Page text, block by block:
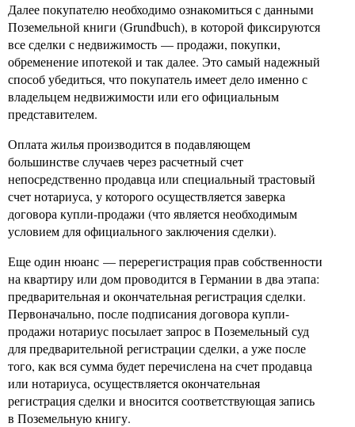
Далее покупателю необходимо ознакомиться с данными
Поземельной книги (Grundbuch), в которой фиксируются
все сделки с недвижимость — продажи, покупки,
обременение ипотекой и так далее. Это самый надежный
способ убедиться, что покупатель имеет дело именно с
владельцем недвижимости или его официальным
представителем.
Оплата жилья производится в подавляющем
большинстве случаев через расчетный счет
непосредственно продавца или специальный трастовый
счет нотариуса, у которого осуществляется заверка
договора купли-продажи (что является необходимым
условием для официального заключения сделки).
Еще один нюанс — перерегистрация прав собственности
на квартиру или дом проводится в Германии в два этапа:
предварительная и окончательная регистрация сделки.
Первоначально, после подписания договора купли-
продажи нотариус посылает запрос в Поземельный суд
для предварительной регистрации сделки, а уже после
того, как вся сумма будет перечислена на счет продавца
или нотариуса, осуществляется окончательная
регистрация сделки и вносится соответствующая запись
в Поземельную книгу.